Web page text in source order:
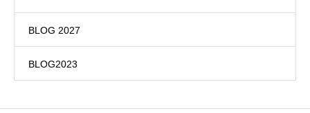
BLOG 2027
BLOG2023